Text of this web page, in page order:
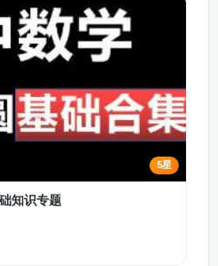
理
5星
知识专题